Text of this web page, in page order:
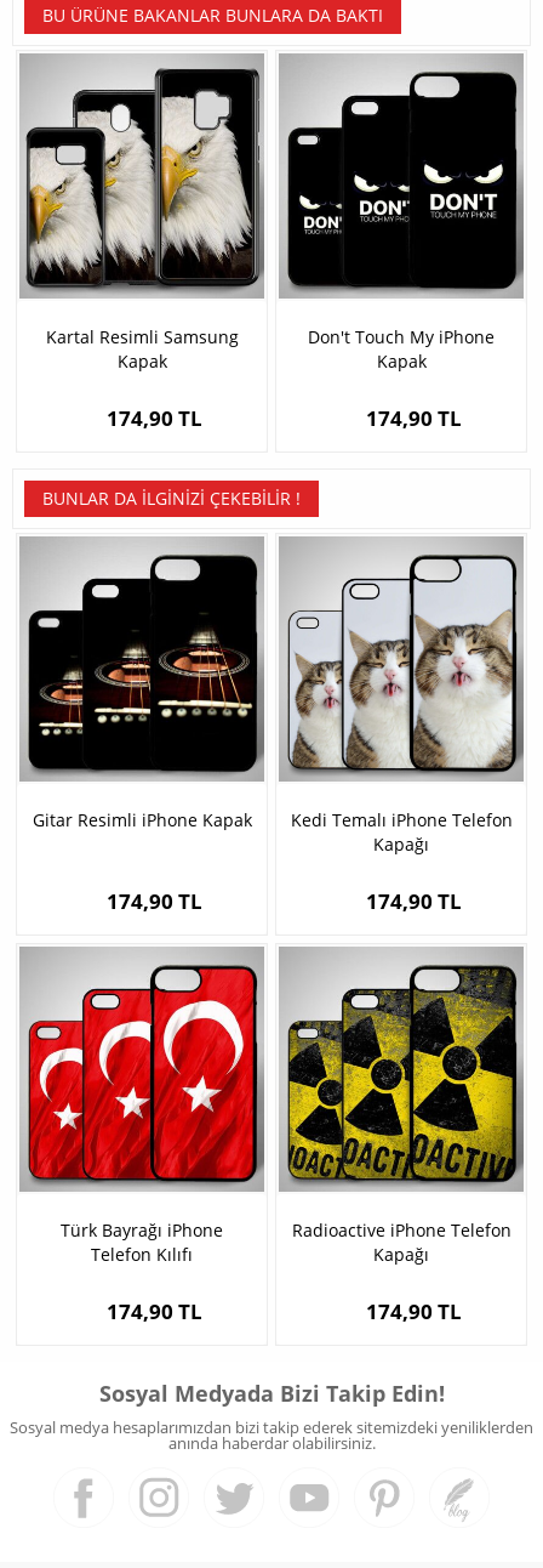
BU ÜRÜNE BAKANLAR BUNLARA DA BAKTI
Kartal Resimli Samsung
Kapak
174,90 TL
Don't Touch My iPhone
Kapak
174,90 TL
BUNLAR DA İLGINIZI ÇEKEBILIR !
Gitar Resimli iPhone Kapak
174,90 TL
Kedi Temalı iPhone Telefon
Kapağı
174,90 TL
Türk Bayrağı iPhone
Telefon Kılıfı
174,90 TL
Radioactive iPhone Telefon
Kapağı
174,90 TL
Sosyal Medyada Bizi Takip Edin!
Sosyal medya hesaplarımızdan bizi takip ederek sitemizdeki yeniliklerden
anında haberdar olabilirsiniz.